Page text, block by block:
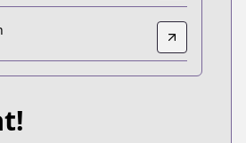
planet.com/manga/skip-beat